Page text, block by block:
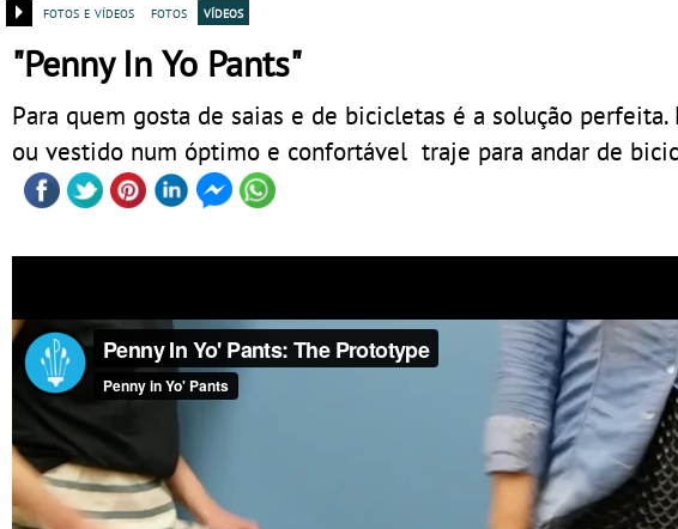
fotos e vídeos
fotos vídeos
"Penny In Yo Pants"
Para quem gosta de saias e de bicicletas é a solução
ou vestido num óptimo e confortável traje para andar de